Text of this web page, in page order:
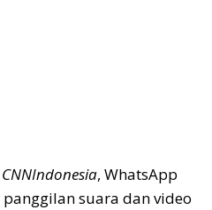
CNNIndonesia, WhatsApp
suara dan video